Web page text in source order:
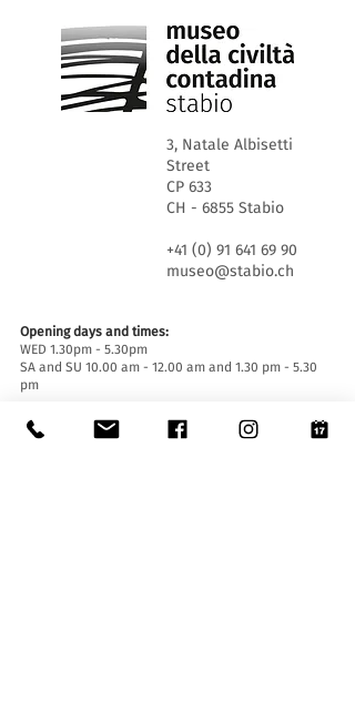
3, Natale Albisetti
Street
CP 633
CH - 6855 Stabio
+41 (0) 91 641 69 90
museo@stabio.ch
Opening days and times:
WED 1.30pm - 5.30pm
SA and SU 10.00 am - 12.00 am and 1.30 pm - 5.30
pm
Closed on official holidays of the Canton of Ticino,
closed for special events (click here).